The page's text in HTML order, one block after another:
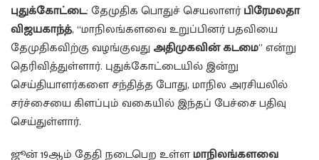
புதுக்கோட்டை: தேமுதிக பொதுச் செயலாளர்பிரேமலதா
விஜயகாந்த், “மாநிலங்களவை உறுப்பினர் பதவியை
தேமுதிகவிற்கு வழங்குவதுஅதிமுகவின் கடமை” என்று
தெரிவித்துள்ளார். புதுக்கோட்டையில் இன்று
செய்தியாளர்களை சந்தித்த போது, மாநில அரசியலில்
சர்ச்சையை கிளப்பும் வகையில் இந்தப் பேச்சை பதிவு
செய்துள்ளார்.
ஜூன் 19ஆம் தேதி நடைபெற உள்ளமாநிலங்களவை